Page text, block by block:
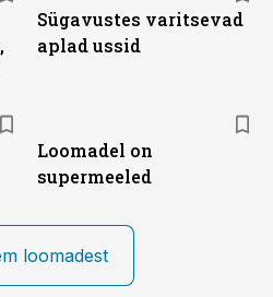
Sügavustes varitsevad
aplad ussid
Loomadel on
supermeeled
loomadest